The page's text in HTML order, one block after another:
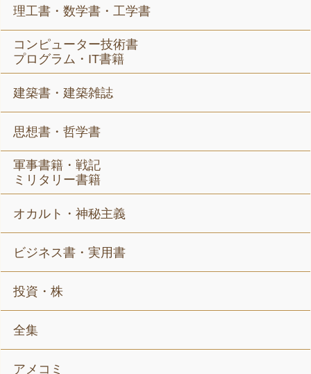
理工書・数学書・工学書
コンピューター技術書
プログラム・IT書籍
建築書・建築雑誌
思想書・哲学書
軍事書籍・戦記
ミリタリー書籍
オカルト・神秘主義
ビジネス書・実用書
投資・株
全集
アメコミ